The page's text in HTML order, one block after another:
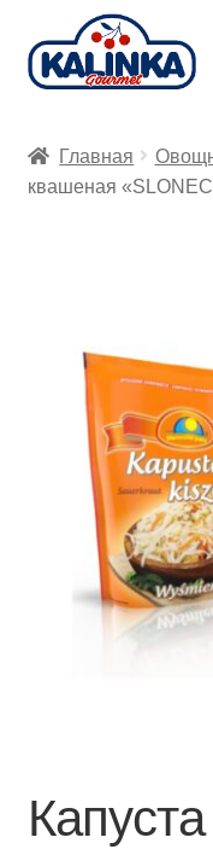
Перейти
к
Перейти
к
Заказ онлайн
Корзина
Главная
квашеная